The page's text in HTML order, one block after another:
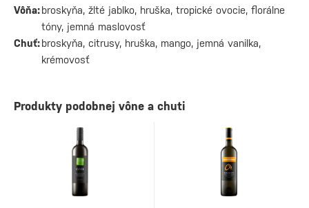
Vôňa:broskyňa, žlté jablko, hruška, tropické ovocie, florálne
tóny, jemná maslovosť
Chuť:broskyňa, citrusy, hruška, mango, jemná vanilka,
krémovosť
Produkty podobnej vône a chuti